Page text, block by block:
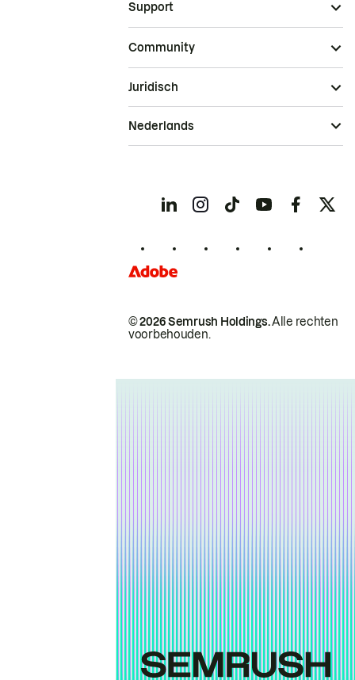
Support
Community
© 2026 Semrush Holdings.Alle rechten
voorbehouden.
Juridisch
Nederlands